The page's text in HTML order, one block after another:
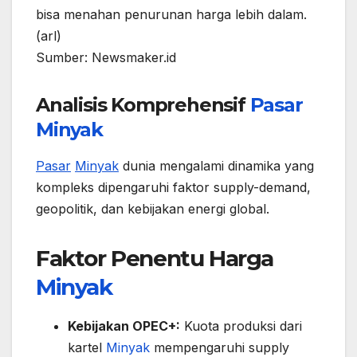
bisa menahan penurunan harga lebih dalam.
(arl)
Sumber: Newsmaker.id
Analisis Komprehensif Pasar
Minyak
Pasar Minyak dunia mengalami dinamika yang
kompleks dipengaruhi faktor supply-demand,
geopolitik, dan kebijakan energi global.
Faktor Penentu Harga
Minyak
Kebijakan OPEC+: Kuota produksi dari
kartel Minyak mempengaruhi supply